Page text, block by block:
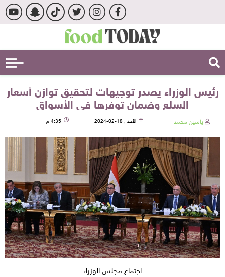
رئيس الوزراء يصدر توجيهات لتحقيق توازن أسعار
السلع وضمان توفرها في الأسواق
ياسين محمد الأحد , 18-02-2024 4:35 م
اجتماع مجلس الوزراء